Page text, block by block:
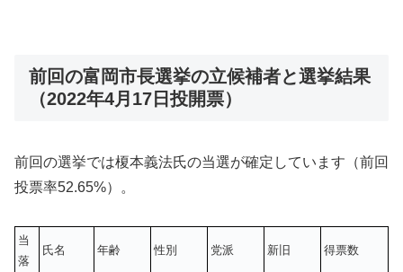
前回の富岡市長選挙の立候補者と選挙結果
（2022年4月17日投開票）
前回の選挙では榎本義法氏の当選が確定しています（前回
投票率52.65%）。
当
落
氏名 年齢 性別 党派 新旧 得票数